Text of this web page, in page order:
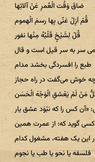
ضاقَ وَقْت الْعُمرِ عَنْ آلاتِها
قُمْ اَزِلْ عَنّی بِها رسمَ الْهموم
قُلْ لِشَیْخٍ قَلْبُهُ مِنْها نفور
سر به سر قیل است و قال
طبع را افسردگی بخشد مدام
خوش می‌گفت در راه حجاز
مَنْ لَمْ یَعْشقِ الْوَجْهَ الْحَسَن
«آن کس را که نبْوَد عشق یار
گوید که: از عمرت همین
این یک هفته، مشغول کدام
فلسفه یا نحو یا طب یا نجوم